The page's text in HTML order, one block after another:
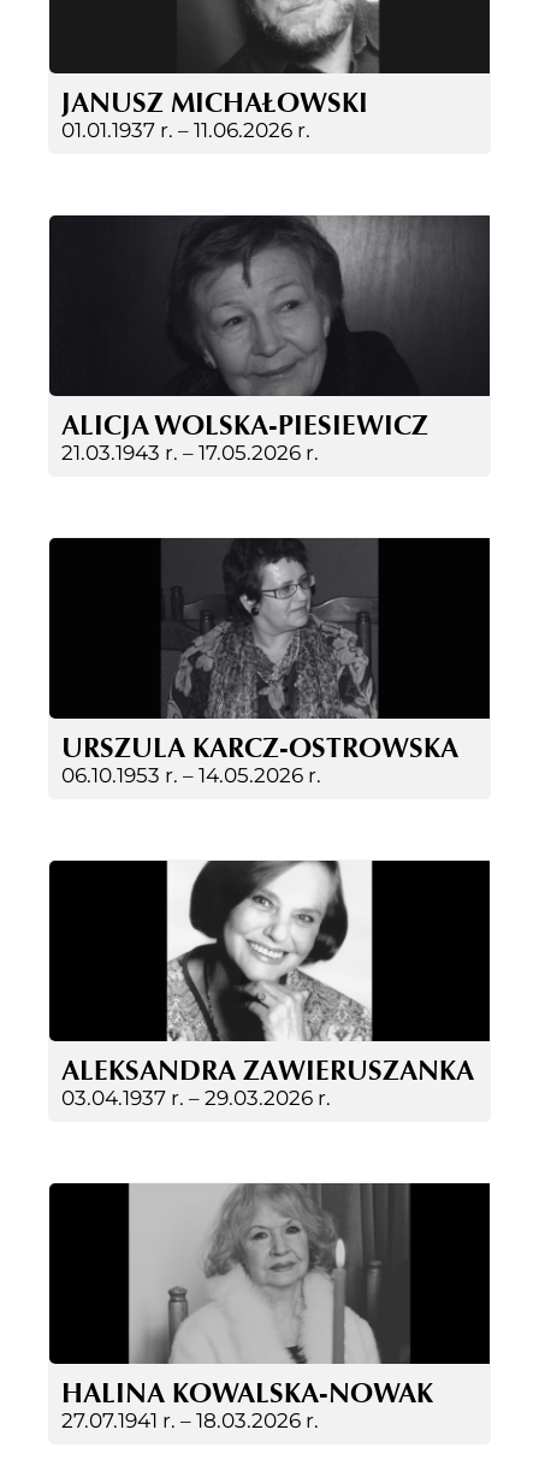
JANUSZ MICHAŁOWSKI
01.01.1937 r. – 11.06.2026 r.
ALICJA WOLSKA-PIESIEWICZ
21.03.1943 r. – 17.05.2026 r.
URSZULA KARCZ-OSTROWSKA
06.10.1953 r. – 14.05.2026 r.
ALEKSANDRA ZAWIERUSZANKA
03.04.1937 r. – 29.03.2026 r.
HALINA KOWALSKA-NOWAK
27.07.1941 r. – 18.03.2026 r.